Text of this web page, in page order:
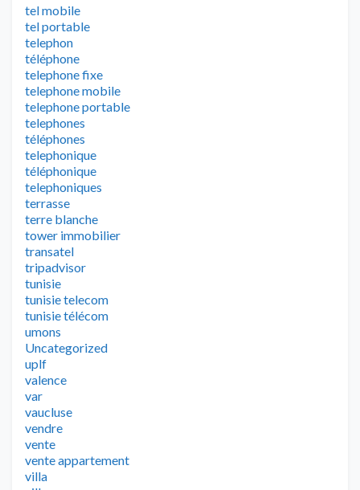
tel mobile
tel portable
telephon
téléphone
telephone fixe
telephone mobile
telephone portable
telephones
téléphones
telephonique
téléphonique
telephoniques
terrasse
terre blanche
tower immobilier
transatel
tripadvisor
tunisie
tunisie telecom
tunisie télécom
umons
Uncategorized
uplf
valence
var
vaucluse
vendre
vente
vente appartement
villa